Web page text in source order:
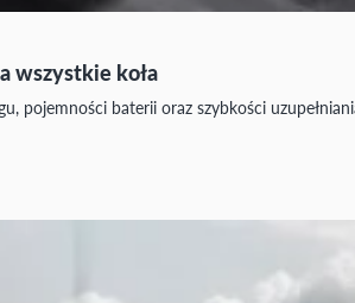
wszystkie koła
baterii oraz szybkości